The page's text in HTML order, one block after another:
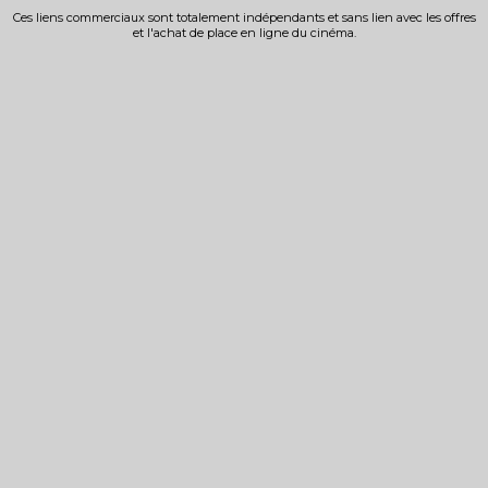
Ces liens commerciaux sont totalement indépendants et sans lien avec les offres
et l'achat de place en ligne du cinéma.